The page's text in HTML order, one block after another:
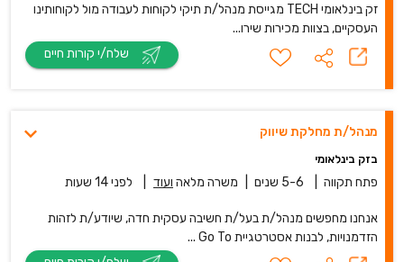
זק בינלאומי TECH מגייסת מנהל/ת תיקי לקוחות לעבודה מול לקוחותינו
העסקיים, בצוות מכירות שירו...
מנהל/ת מחלקת שיווק
בזק בינלאומי
פתח תקווה 5-6 שנים משרה מלאה ועוד לפני 14 שעות
אנחנו מחפשים מנהל/ת בעל/ת חשיבה עסקית חדה, שיודע/ת לזהות
הזדמנויות, לבנות אסטרטגיית Go To ...